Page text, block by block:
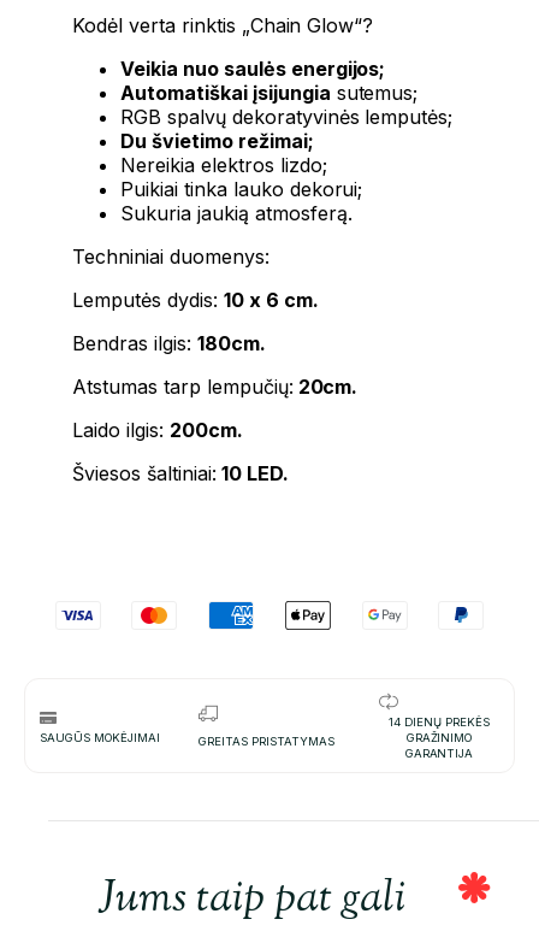
Kodėl verta rinktis „Chain Glow“?
Veikia nuo saulės energijos;
Automatiškai įsijungia sutemus;
RGB spalvų dekoratyvinės lemputės;
Du švietimo režimai;
Nereikia elektros lizdo;
Puikiai tinka lauko dekorui;
Sukuria jaukią atmosferą.
Techniniai duomenys:
Lemputės dydis: 10 x 6 cm.
Bendras ilgis: 180cm.
Atstumas tarp lempučių: 20cm.
Laido ilgis: 200cm.
Šviesos šaltiniai: 10 LED.
SAUGŪS MOKĖJIMAI GREITAS PRISTATYMAS
14 DIENŲ PREKĖS
GRAŽINIMO
GARANTIJA
Jums taip pat gali